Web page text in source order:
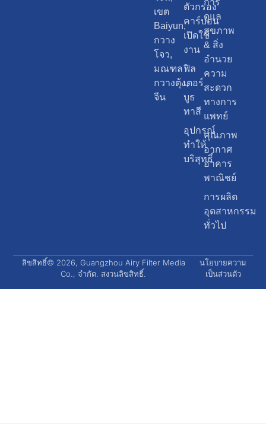
ตัวกรอง
คาร์บอน
เปิดใช้
ฟิล
เตอร์
บูธ
อุปกรณ์
ทำให้
บริสุทธิ์
การ
ดูแล
สุขภาพ
& สิ่ง
อำนวย
ความ
สะดวก
ทางการ
แพทย์
คุณภาพ
อากาศ
อาคาร
การผลิต
อุตสาหกรรม
โงน,
เขต
Baiyun,
กวาง
โจว,
มณฑล
กวางตุ้ง,
ลิขสิทธิ์© 2026, Guangzhou Airy Filter Media
นโยบายความ